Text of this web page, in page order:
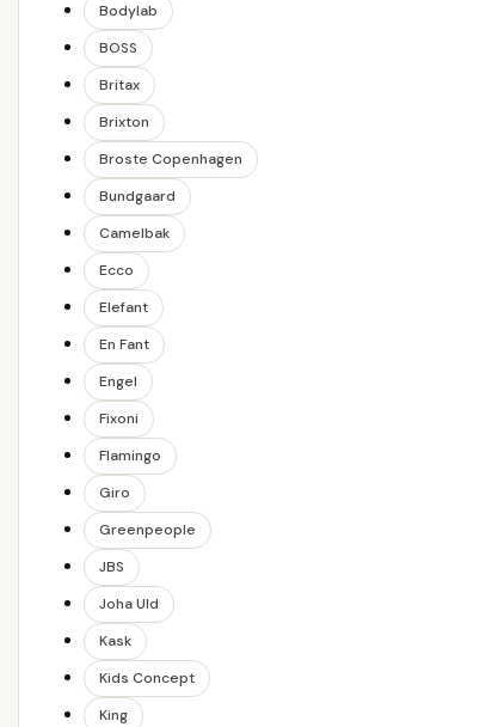
Bodylab
BOSS
Britax
Brixton
Broste Copenhagen
Bundgaard
Camelbak
Ecco
Elefant
En Fant
Engel
Fixoni
Flamingo
Giro
Greenpeople
JBS
Joha Uld
Kask
Kids Concept
King